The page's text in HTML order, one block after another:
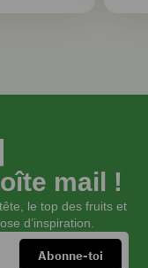
mail !
le top des fruits et
d’inspiration.